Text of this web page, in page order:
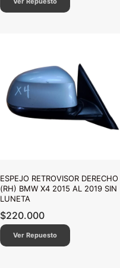
ESPEJO RETROVISOR DERECHO
(RH) BMW X4 2015 AL 2019 SIN
LUNETA
$220.000
Ver Repuesto